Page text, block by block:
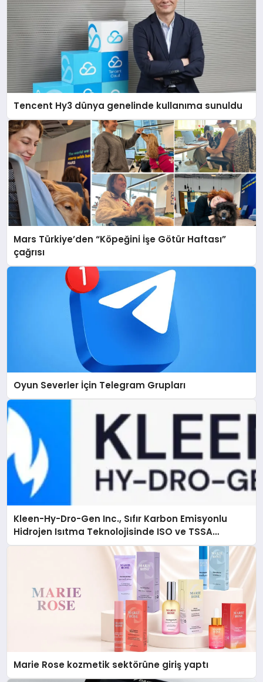
Tencent Hy3 dünya genelinde kullanıma sunuldu
Mars Türkiye’den “Köpeğini İşe Götür Haftası”
çağrısı
Oyun Severler İçin Telegram Grupları
Kleen-Hy-Dro-Gen Inc., Sıfır Karbon Emisyonlu
Hidrojen Isıtma Teknolojisinde ISO ve TSSA
Düzenleyici Onaylarını Aldı
Marie Rose kozmetik sektörüne giriş yaptı